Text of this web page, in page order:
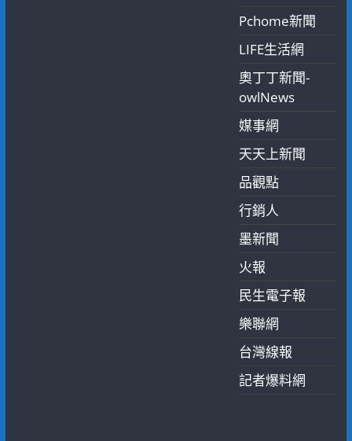
Pchome新聞
LIFE生活網
奧丁丁新聞-
owlNews
媒事網
天天上新聞
品觀點
行銷人
墨新聞
火報
民生電子報
樂聯網
台灣線報
記者爆料網